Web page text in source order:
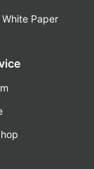
White Paper